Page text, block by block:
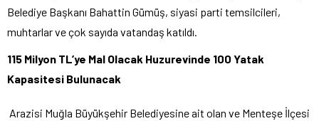
Belediye Başkanı Bahattin Gümüş, siyasi parti temsilcileri,
muhtarlar ve çok sayıda vatandaş katıldı.
115 Milyon TL’ye Mal Olacak Huzurevinde 100 Yatak
Kapasitesi Bulunacak
Arazisi Muğla Büyükşehir Belediyesine ait olan ve Menteşe İlçesi